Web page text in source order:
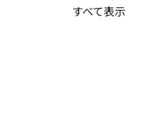
すべて表示